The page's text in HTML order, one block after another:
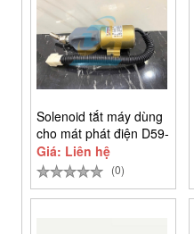
Solenoid tắt máy dùng
cho mát phát điện D59-
105-05 12V
Giá: Liên hệ
(0)